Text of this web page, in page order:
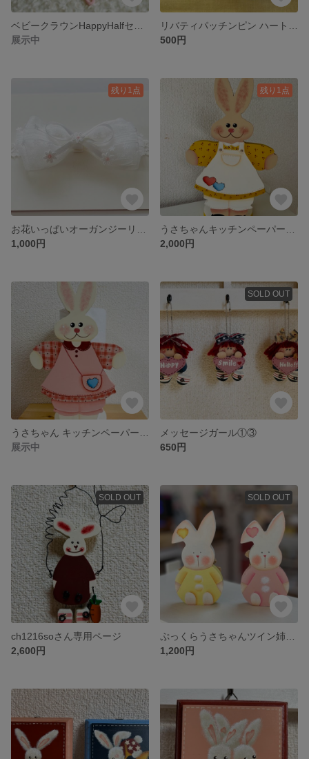
展示中
500円
残り1点
1,000円
残り1点
2,000円
展示中
SOLD OUT
メッセージガール①③
650円
SOLD OUT
ch1216soさん専用ページ
2,600円
SOLD OUT
1,200円